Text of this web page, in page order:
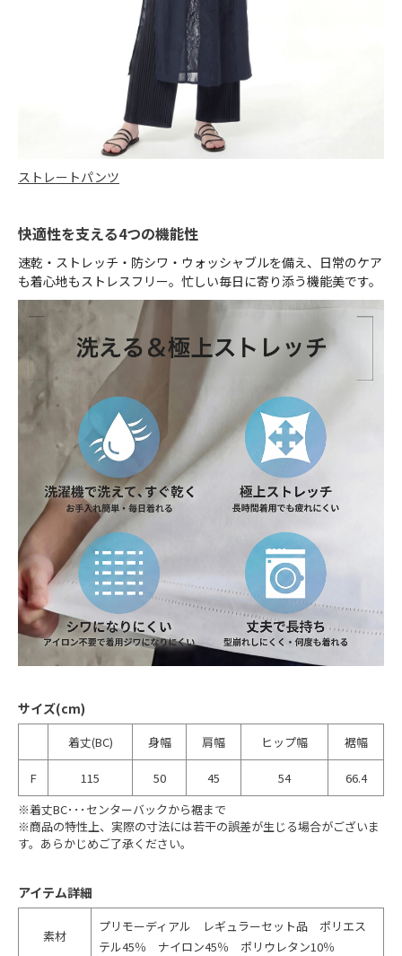
ストレートパンツ
快適性を支える4つの機能性
速乾・ストレッチ・防シワ・ウォッシャブルを備え、日常のケア
も着心地もストレスフリー。忙しい毎日に寄り添う機能美です。
サイズ(cm)
着丈(BC) 身幅 肩幅 ヒップ幅 裾幅
F 115 50 45 54
66.4
※着丈BC･･･センターバックから裾まで
※商品の特性上、実際の寸法には若干の誤差が生じる場合がございま
す。あらかじめご了承ください。
アイテム詳細
素材
プリモーディアル レギュラーセット品 ポリエス
テル45％ ナイロン45％ ポリウレタン10％